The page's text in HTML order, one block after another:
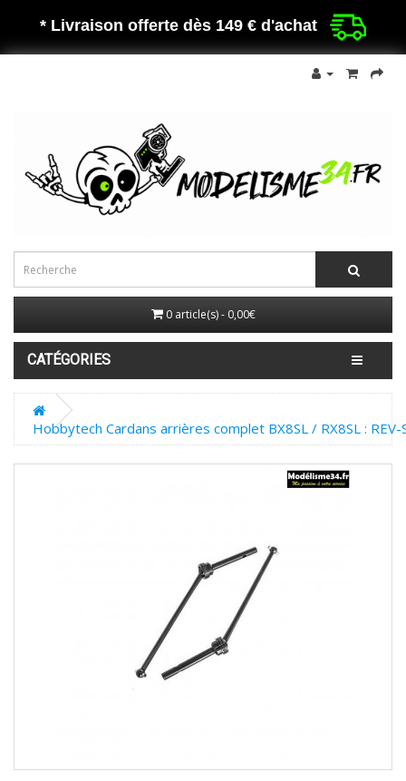
* Livraison offerte dès 149 € d'achat
0 article(s) - 0,00€
CATÉGORIES
Hobbytech Cardans arrières complet BX8SL / RX8SL : REV-